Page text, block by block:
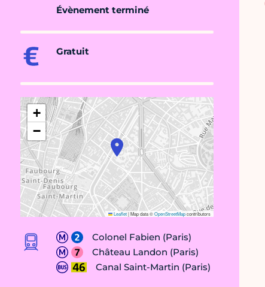
Évènement terminé
Gratuit
+
−
Leaflet|Map data ©OpenStreetMapcontributors
Colonel Fabien (Paris)
Château Landon (Paris)
Canal Saint-Martin (Paris)